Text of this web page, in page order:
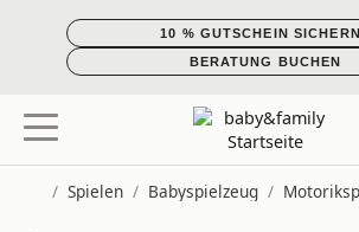
10 % GUTSCHEIN SICHERN
BERATUNG BUCHEN
/ Spielen / Babyspielzeug /